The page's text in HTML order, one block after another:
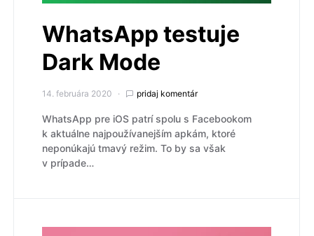
WhatsApp testuje
Dark Mode
14. februára 2020 pridaj komentár
WhatsApp pre iOS patrí spolu s Facebookom
k aktuálne najpoužívanejším apkám, ktoré
neponúkajú tmavý režim. To by sa však
v prípade…